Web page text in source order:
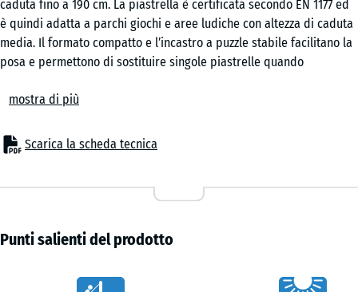
caduta fino a 190 cm. La piastrella è certificata secondo EN 1177 ed
è quindi adatta a parchi giochi e aree ludiche con altezza di caduta
media. Il formato compatto e l’incastro a puzzle stabile facilitano la
posa e permettono di sostituire singole piastrelle quando
Campi di applicazione
necessario proteggere i bambini da cadute fino a 190 cm. Gli
impieghi tipici comprendono attrezzature da gioco con altezza di
torri da arrampicata, strutture a rete per arrampicarsi, scivoli più
giochi pubblici.
mostra di più
Scarica la scheda tecnica
Punti salienti del prodotto